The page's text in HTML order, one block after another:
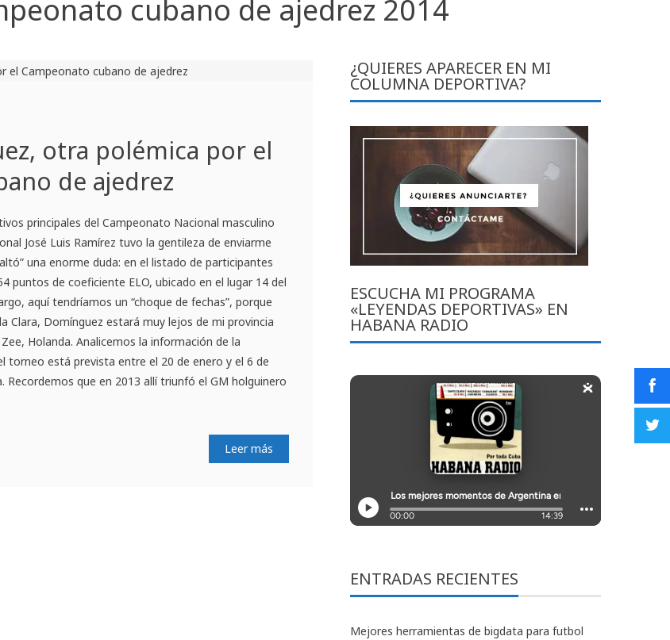
cubano de ajedrez 2014
otra polémica por el
de ajedrez
principales del Campeonato Nacional masculino
José Luis Ramírez tuvo la gentileza de enviarme
una enorme duda: en el listado de participantes
puntos de coeficiente ELO, ubicado en el lugar 14 del
aquí tendríamos un “choque de fechas”, porque
Clara, Domínguez estará muy lejos de mi provincia
Holanda. Analicemos la información de la
torneo está prevista entre el 20 de enero y el 6 de
Recordemos que en 2013 allí triunfó el GM holguinero
Leer más
¿QUIERES APARECER EN MI
COLUMNA DEPORTIVA?
ESCUCHA MI PROGRAMA
«LEYENDAS DEPORTIVAS» EN
HABANA RADIO
ENTRADAS RECIENTES
Mejores herramientas de bigdata para futbol